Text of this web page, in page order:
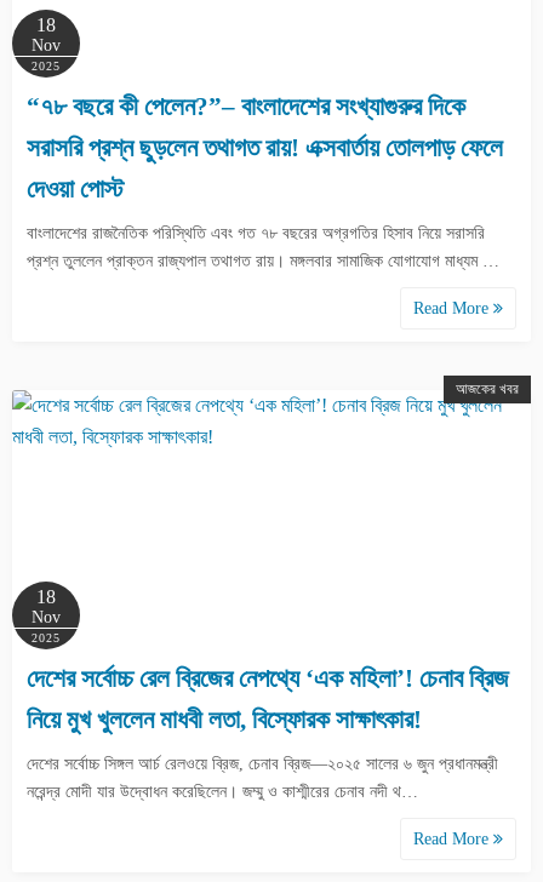
18
Nov
2025
“৭৮ বছরে কী পেলেন?”– বাংলাদেশের সংখ্যাগুরুর দিকে
সরাসরি প্রশ্ন ছুড়লেন তথাগত রায়! এক্সবার্তায় তোলপাড় ফেলে
দেওয়া পোস্ট
বাংলাদেশের রাজনৈতিক পরিস্থিতি এবং গত ৭৮ বছরের অগ্রগতির হিসাব নিয়ে সরাসরি
প্রশ্ন তুললেন প্রাক্তন রাজ্যপাল তথাগত রায়। মঙ্গলবার সামাজিক যোগাযোগ মাধ্যম …
Read More
আজকের খবর
18
Nov
2025
দেশের সর্বোচ্চ রেল ব্রিজের নেপথ্যে ‘এক মহিলা’! চেনাব ব্রিজ
নিয়ে মুখ খুললেন মাধবী লতা, বিস্ফোরক সাক্ষাৎকার!
দেশের সর্বোচ্চ সিঙ্গল আর্চ রেলওয়ে ব্রিজ, চেনাব ব্রিজ—২০২৫ সালের ৬ জুন প্রধানমন্ত্রী
নরেন্দ্র মোদী যার উদ্বোধন করেছিলেন। জম্মু ও কাশ্মীরের চেনাব নদী থ…
Read More